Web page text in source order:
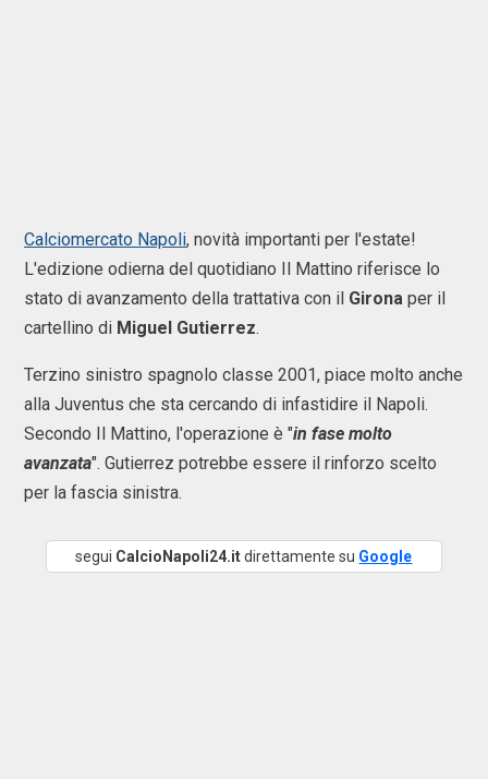
Calciomercato Napoli, novità importanti per l'estate!
L'edizione odierna del quotidiano Il Mattino riferisce lo
stato di avanzamento della trattativa con il Girona per il
cartellino di Miguel Gutierrez.
Terzino sinistro spagnolo classe 2001, piace molto anche
alla Juventus che sta cercando di infastidire il Napoli.
Secondo Il Mattino, l'operazione è "in fase molto
avanzata". Gutierrez potrebbe essere il rinforzo scelto
per la fascia sinistra.
segui CalcioNapoli24.itdirettamente su Google